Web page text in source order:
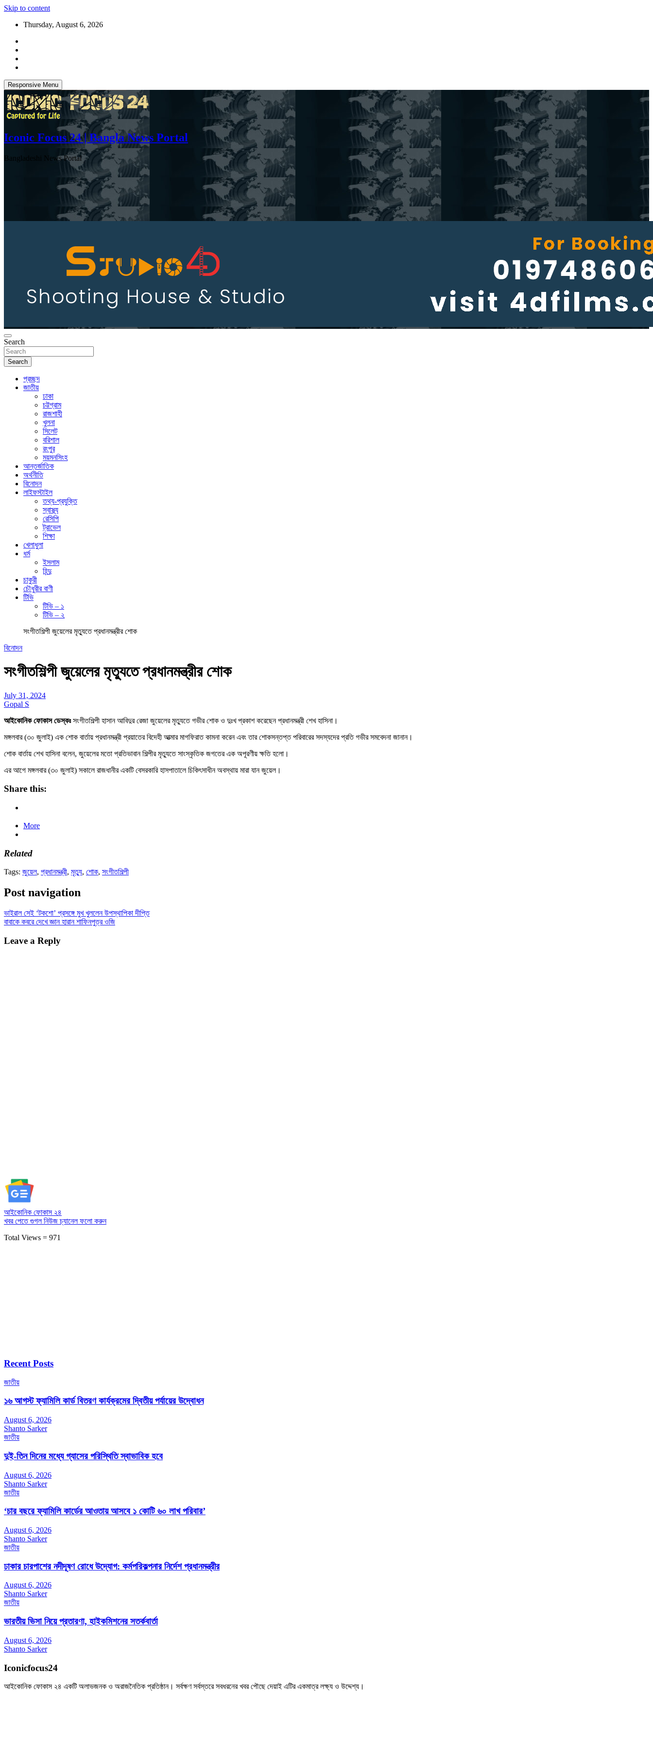
Skip to content
Thursday, August 6, 2026
Responsive Menu
Iconic Focus 24 | Bangla News Portal
Bangladeshi News Portal
Search
Search
প্রচ্ছদ
জাতীয়
ঢাকা
চট্টগ্রাম
রাজশাহী
খুলনা
সিলেট
বরিশাল
রংপুর
ময়মনসিংহ
আন্তর্জাতিক
অর্থনীতি
বিনোদন
লাইফস্টাইল
তথ্য-প্রযুক্তি
স্বাস্থ্য
রেসিপি
ট্রাভেল
শিক্ষা
খেলাধুলা
ধর্ম
ইসলাম
হিন্দু
চাকুরী
চৌধুরীর বাণী
টিভি
টিভি – ১
টিভি – ২
সংগীতশিল্পী জুয়েলের মৃত্যুতে প্রধানমন্ত্রীর শোক
বিনোদন
সংগীতশিল্পী জুয়েলের মৃত্যুতে প্রধানমন্ত্রীর শোক
July 31, 2024
Gopal S
আইকোনিক ফোকাস ডেস্কঃসংগীতশিল্পী হাসান আবিদুর রেজা জুয়েলের মৃত্যুতে গভীর শোক ও দুঃখ প্রকাশ করেছেন প্রধানমন্ত্রী শেখ হাসিনা।
মঙ্গলবার (৩০ জুলাই) এক শোক বার্তায় প্রধানমন্ত্রী প্রয়াতের বিদেহী আত্মার মাগফিরাত কামনা করেন এবং তার শোকসন্তপ্ত পরিবারের সদস্যদের প্রতি গভীর সমবেদনা জানান।
শোক বার্তায় শেখ হাসিনা বলেন, জুয়েলের মতো প্রতিভাবান শিল্পীর মৃত্যুতে সাংস্কৃতিক জগতের এক অপূরণীয় ক্ষতি হলো।
এর আগে মঙ্গলবার (৩০ জুলাই) সকালে রাজধানীর একটি বেসরকারি হাসপাতালে চিকিৎসাধীন অবস্থায় মারা যান জুয়েল।
Share this:
More
Related
Tags: জুয়েল, প্রধানমন্ত্রী, মৃত্যু, শোক, সংগীতশিল্পী
Post navigation
ভাইরাল সেই ‘টকশো’ প্রসঙ্গে মুখ খুললেন উপস্থাপিকা দীপ্তি
বাবাকে কবরে দেখে জ্ঞান হারান শাফিনপুত্র ওজি
Leave a Reply
আইকোনিক ফোকাস ২৪
খবর পেতে গুগল নিউজ চ্যানেলফলো করুন
Total Views = 971
Recent Posts
জাতীয়
১৬ আগস্ট ফ্যামিলি কার্ড বিতরণ কার্যক্রমের দ্বিতীয় পর্যায়ের উদ্বোধন
August 6, 2026
Shanto Sarker
জাতীয়
দুই-তিন দিনের মধ্যে গ্যাসের পরিস্থিতি স্বাভাবিক হবে
August 6, 2026
Shanto Sarker
জাতীয়
‘চার বছরে ফ্যামিলি কার্ডের আওতায় আসবে ১ কোটি ৬০ লাখ পরিবার’
August 6, 2026
Shanto Sarker
জাতীয়
ঢাকার চারপাশের নদীদূষণ রোধে উদ্যোগ: কর্মপরিকল্পনার নির্দেশ প্রধানমন্ত্রীর
August 6, 2026
Shanto Sarker
জাতীয়
ভারতীয় ভিসা নিয়ে প্রতারণা, হাইকমিশনের সতর্কবার্তা
August 6, 2026
Shanto Sarker
Iconicfocus24
আইকোনিক ফোকাস ২৪ একটি অলাভজনক ও অরাজনৈতিক প্রতিষ্ঠান। সর্বক্ষণ সর্বস্তরে সবধরনের খবর পৌছে দেয়াই এটির একমাত্র লক্ষ্য ও উদ্দেশ্য।